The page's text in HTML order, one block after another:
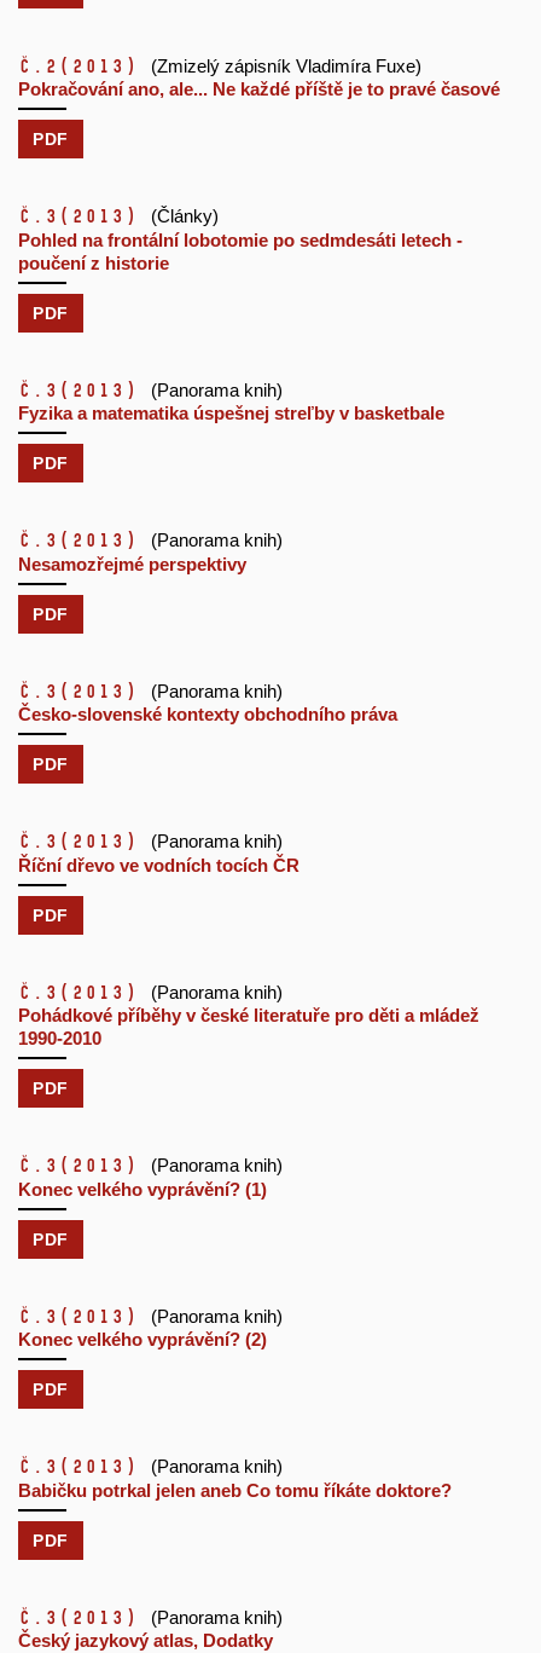
č.2 (2013)
(Zmizelý zápisník Vladimíra Fuxe)
Pokračování ano, ale... Ne každé příště je to pravé časové
PDF
č.3 (2013)
(Články)
Pohled na frontální lobotomie po sedmdesáti letech -
poučení z historie
PDF
č.3 (2013)
(Panorama knih)
Fyzika a matematika úspešnej streľby v basketbale
PDF
č.3 (2013)
(Panorama knih)
Nesamozřejmé perspektivy
PDF
č.3 (2013)
(Panorama knih)
Česko-slovenské kontexty obchodního práva
PDF
č.3 (2013)
(Panorama knih)
Říční dřevo ve vodních tocích ČR
PDF
č.3 (2013)
(Panorama knih)
Pohádkové příběhy v české literatuře pro děti a mládež
1990-2010
PDF
č.3 (2013)
(Panorama knih)
Konec velkého vyprávění? (1)
PDF
č.3 (2013)
(Panorama knih)
Konec velkého vyprávění? (2)
PDF
č.3 (2013)
(Panorama knih)
Babičku potrkal jelen aneb Co tomu říkáte doktore?
PDF
č.3 (2013)
(Panorama knih)
Český jazykový atlas, Dodatky